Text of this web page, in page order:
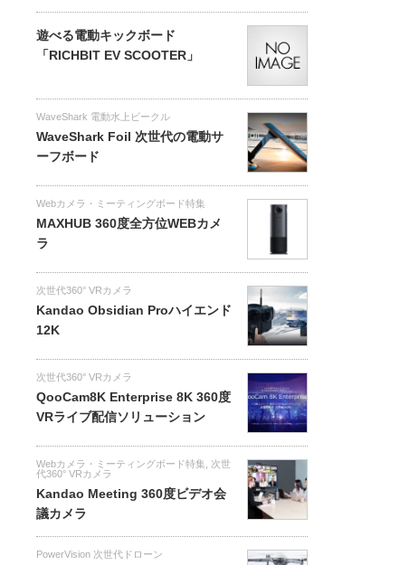
遊べる電動キックボード
「RICHBIT EV SCOOTER」
WaveShark 電動水上ビークル
WaveShark Foil 次世代の電動サ
ーフボード
Webカメラ・ミーティングボード特集
MAXHUB 360度全方位WEBカメ
ラ
次世代360° VRカメラ
Kandao Obsidian Proハイエンド
12K
次世代360° VRカメラ
QooCam8K Enterprise 8K 360度
VRライブ配信ソリューション
Webカメラ・ミーティングボード特集
次世
代360° VRカメラ
Kandao Meeting 360度ビデオ会
議カメラ
PowerVision 次世代ドローン